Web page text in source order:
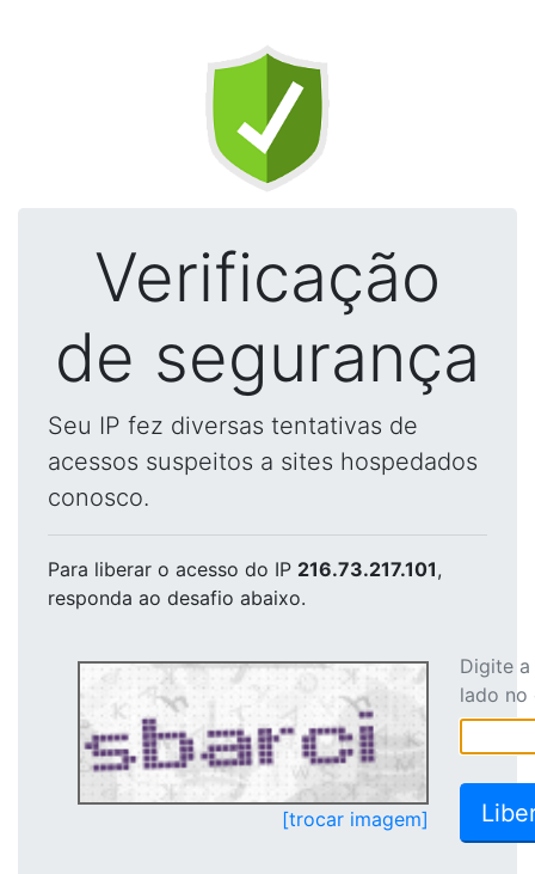
Verificação
de segurança
Seu IP fez diversas tentativas de
acessos suspeitos a sites hospedados
conosco.
Para liberar o acesso do IP 216.73.217.101,
responda ao desafio abaixo.
[trocar imagem]
Digite
lado no